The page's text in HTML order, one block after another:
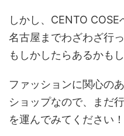
しかし、CENTO
名古屋までわざわざ行
もしかしたらあるかも
ファッションに関心の
ショップなので、まだ
を運んでみてください！